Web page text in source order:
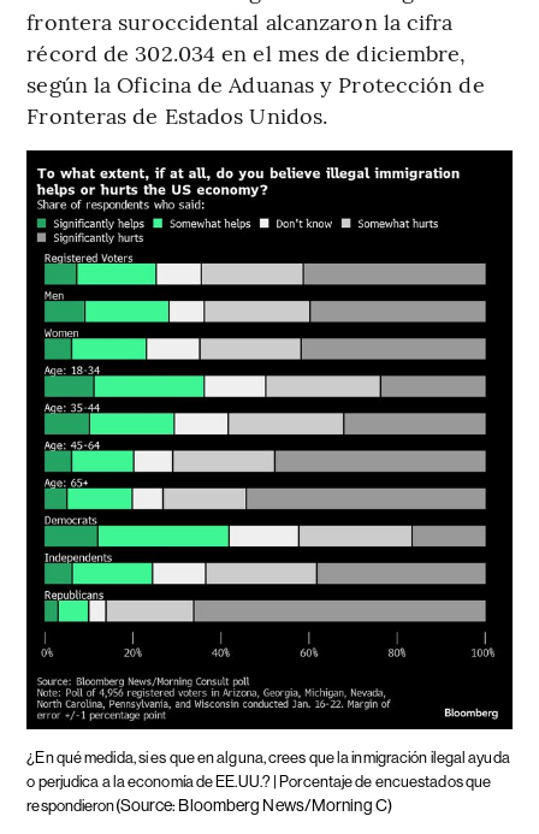
frontera suroccidental alcanzaron la cifra
récord de 302.034 en el mes de diciembre,
según la Oficina de Aduanas y Protección de
Fronteras de Estados Unidos.
¿En qué medida, si es que en alguna, crees que la inmigración ilegal ayuda
o perjudica a la economía de EE.UU.? | Porcentaje de encuestados que
respondieron(Source: Bloomberg News/Morning C)